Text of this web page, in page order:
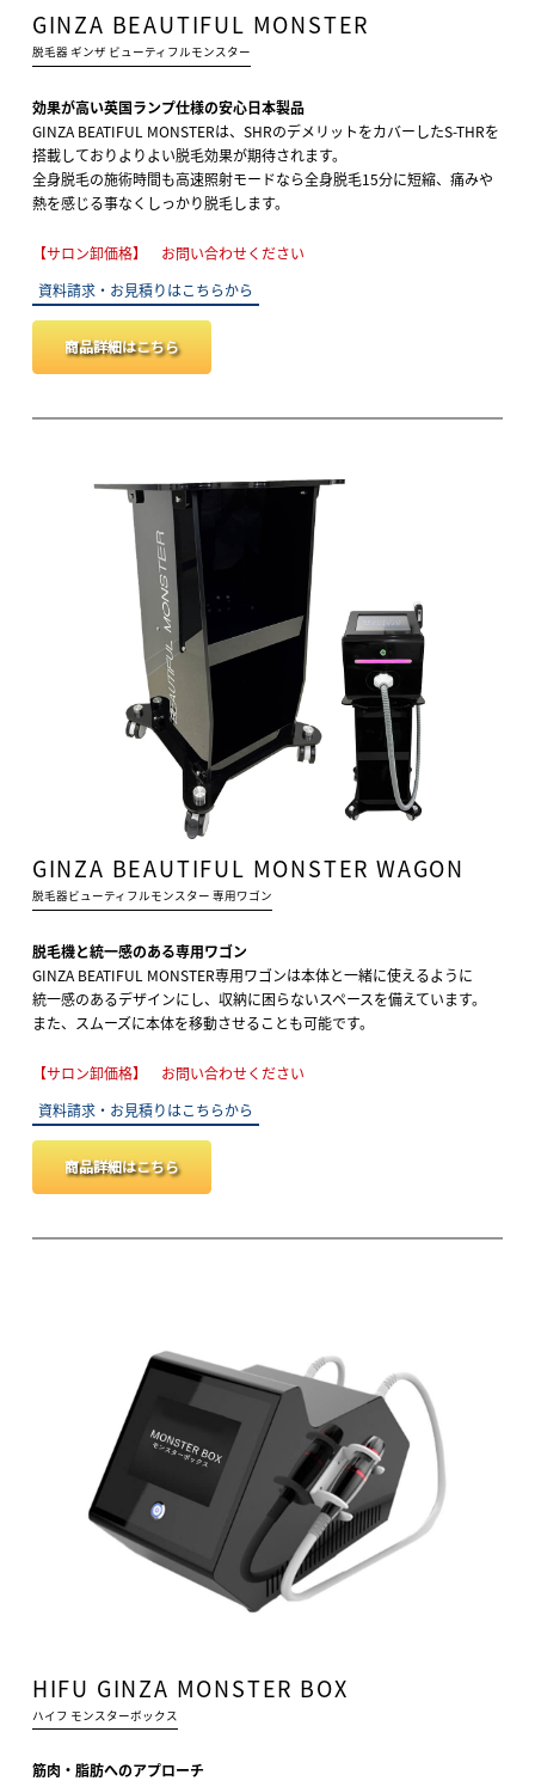
GINZA BEAUTIFUL MONSTER
脱毛器 ギンザ ビューティフルモンスター
効果が高い英国ランプ仕様の安心日本製品
GINZA BEATIFUL MONSTERは、SHRのデメリットをカバーしたS-THRを
搭載しておりよりよい脱毛効果が期待されます。
全身脱毛の施術時間も高速照射モードなら全身脱毛15分に短縮、痛みや
熱を感じる事なくしっかり脱毛します。
【サロン卸価格】 お問い合わせください
資料請求・お見積りはこちらから
商品詳細はこちら
GINZA BEAUTIFUL MONSTER WAGON
脱毛器ビューティフルモンスター 専用ワゴン
脱毛機と統一感のある専用ワゴン
GINZA BEATIFUL MONSTER専用ワゴンは本体と一緒に使えるように
統一感のあるデザインにし、収納に困らないスペースを備えています。
また、スムーズに本体を移動させることも可能です。
【サロン卸価格】 お問い合わせください
資料請求・お見積りはこちらから
商品詳細はこちら
HIFU GINZA MONSTER BOX
ハイフ モンスターボックス
筋肉・脂肪へのアプローチ